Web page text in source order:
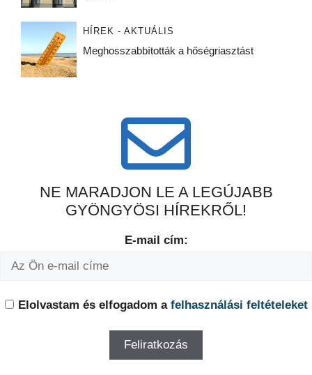
HÍREK - AKTUÁLIS
Meghosszabbították a hőségriasztást
NE MARADJON LE A LEGÚJABB
GYÖNGYÖSI HÍREKRŐL!
E-mail cím:
Elolvastam és elfogadom a felhasználási feltételeket